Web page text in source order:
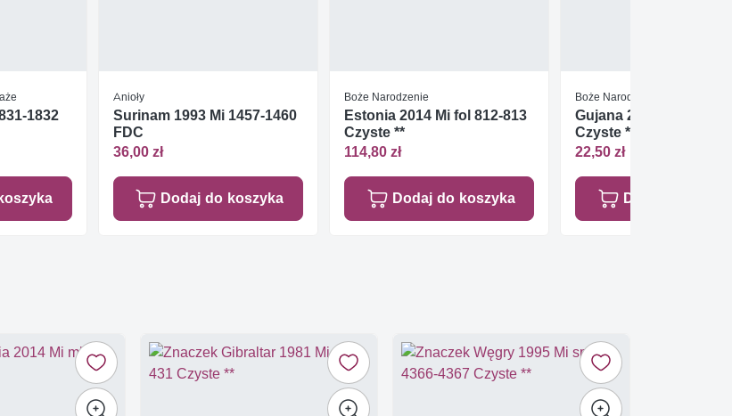
1832
Anioły
Surinam 1993 Mi 1457-1460
FDC
36,00 zł
Dodaj do koszyka
Boże Narodzenie
Estonia 2014 Mi fol 812-813
Czyste **
114,80 zł
Dodaj do koszyka
Boże Narodzenie
Gujana 2011 Mi 8132-
Czyste **
22,50 zł
Dodaj do